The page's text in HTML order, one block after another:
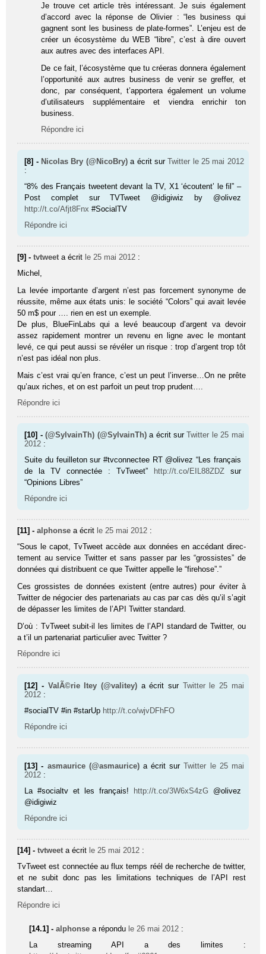
Je trouve cet article très intéressant. Je suis également
d’accord avec la réponse de Olivier : “les business qui
gagnent sont les business de plate-formes”. L’enjeu est de
créer un écosystème du WEB “libre”, c’est à dire ouvert
aux autres avec des interfaces API.
De ce fait, l’écosystème que tu créeras donnera également
l’opportunité aux autres business de venir se greffer, et
donc, par conséquent, t’apportera également un volume
d’utilisateurs supplémentaire et viendra enrichir ton
business.
Répondre ici
[8] - Nicolas Bry (@NicoBry) a écrit surTwitter le 25 mai 2012
:
“8% des Français tweetent devant la TV, X1 ‘écoutent’ le fil” –
Post complet sur TVTweet @idigiwiz by @olivez
http://t.co/Afjt8Fnx #SocialTV
Répondre ici
[9] -tvtweet a écrit le 25 mai 2012 :
Michel,
La levée importante d’argent n’est pas forcement synonyme de
réussite, même aux états unis: le société “Colors” qui avait levée
50 m$ pour …. rien en est un exemple.
De plus, BlueFinLabs qui a levé beaucoup d’argent va devoir
assez rapidement montrer un revenu en ligne avec le montant
levé, ce qui peut aussi se révéler un risque : trop d’argent trop tôt
n’est pas idéal non plus.
Mais c’est vrai qu’en france, c’est un peut l’inverse…On ne prête
qu’aux riches, et on est parfoit un peut trop prudent….
Répondre ici
[10] -(@SylvainTh) (@SylvainTh) a écrit surTwitter le 25 mai
2012 :
Suite du feuilleton sur #tvconnectee RT @olivez “Les français
de la TV connectée : TvTweet” http://t.co/EIL88ZDZsur
“Opinions Libres”
Répondre ici
[11] -alphonse a écrit le 25 mai 2012 :
“Sous le capot, TvT­weet accède aux don­nées en accé­dant direc­
te­ment au ser­vice Twit­ter et sans pas­ser par les “gros­sistes” de
don­nées qui dis­tri­buent ce que Twit­ter appelle le “firehose”.”
Ces grossistes de données existent (entre autres) pour éviter à
Twitter de négocier des partenariats au cas par cas dès qu’il s’agit
de dépasser les limites de l’API Twitter standard.
D’où : TvTweet subit-il les limites de l’API standard de Twitter, ou
a t’il un partenariat particulier avec Twitter ?
Répondre ici
[12] - ValÃ©rie Itey (@valitey) a écrit sur Twitter le 25 mai
2012 :
#socialTV #in #starUp http://t.co/wjvDFhFO
Répondre ici
[13] - asmaurice (@asmaurice) a écrit surTwitter le 25 mai
2012 :
La #socialtv et les français! http://t.co/3W6xS4zG@olivez
@idigiwiz
Répondre ici
[14] -tvtweet a écrit le 25 mai 2012 :
TvTweet est connectée au flux temps réél de recherche de twitter,
et ne subit donc pas les limitations techniques de l’API rest
standart…
Répondre ici
[14.1] -alphonse a répondu le 26 mai 2012 :
La streaming API a des limites :